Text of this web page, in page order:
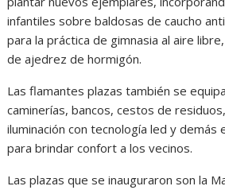
infantiles sobre baldosas de caucho
para la práctica de gimnasia al aire
de ajedrez de hormigón.
Las flamantes plazas también se
caminerías, bancos, cestos de
iluminación con tecnología led y demás
para brindar confort a los vecinos.
Las plazas que se inauguraron son la